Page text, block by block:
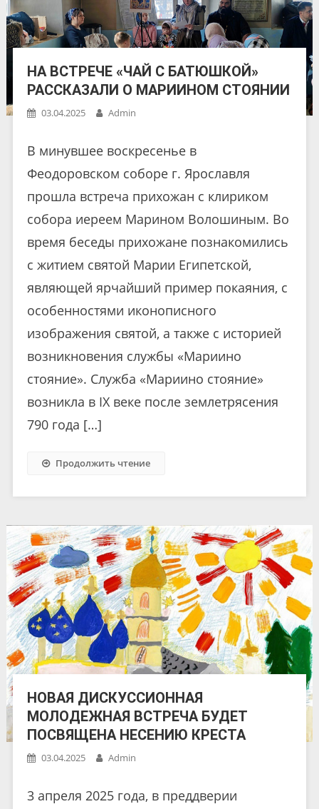
НА ВСТРЕЧЕ «ЧАЙ С БАТЮШКОЙ»
РАССКАЗАЛИ О МАРИИНОМ СТОЯНИИ
03.04.2025 Admin
В минувшее воскресенье в
Феодоровском соборе г. Ярославля
прошла встреча прихожан с клириком
собора иереем Марином Волошиным. Во
время беседы прихожане познакомились
с житием святой Марии Египетской,
являющей ярчайший пример покаяния, с
особенностями иконописного
изображения святой, а также с историей
возникновения службы «Мариино
стояние». Служба «Мариино стояние»
возникла в IX веке после землетрясения
790 года […]
Продолжить чтение
НОВАЯ ДИСКУССИОННАЯ
МОЛОДЕЖНАЯ ВСТРЕЧА БУДЕТ
ПОСВЯЩЕНА НЕСЕНИЮ КРЕСТА
03.04.2025 Admin
3 апреля 2025 года, в преддверии